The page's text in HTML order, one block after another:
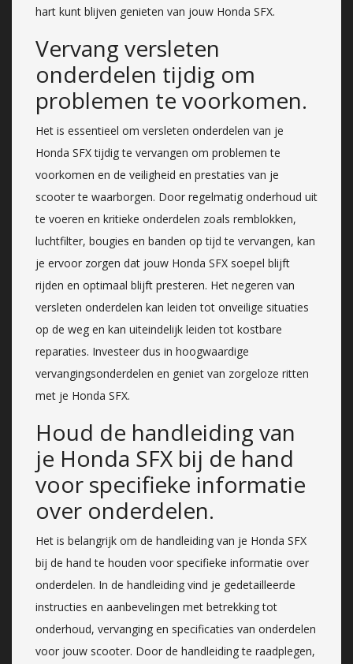
hart kunt blijven genieten van jouw Honda SFX.
Vervang versleten
onderdelen tijdig om
problemen te voorkomen.
Het is essentieel om versleten onderdelen van je
Honda SFX tijdig te vervangen om problemen te
voorkomen en de veiligheid en prestaties van je
scooter te waarborgen. Door regelmatig onderhoud uit
te voeren en kritieke onderdelen zoals remblokken,
luchtfilter, bougies en banden op tijd te vervangen, kan
je ervoor zorgen dat jouw Honda SFX soepel blijft
rijden en optimaal blijft presteren. Het negeren van
versleten onderdelen kan leiden tot onveilige situaties
op de weg en kan uiteindelijk leiden tot kostbare
reparaties. Investeer dus in hoogwaardige
vervangingsonderdelen en geniet van zorgeloze ritten
met je Honda SFX.
Houd de handleiding van
je Honda SFX bij de hand
voor specifieke informatie
over onderdelen.
Het is belangrijk om de handleiding van je Honda SFX
bij de hand te houden voor specifieke informatie over
onderdelen. In de handleiding vind je gedetailleerde
instructies en aanbevelingen met betrekking tot
onderhoud, vervanging en specificaties van onderdelen
voor jouw scooter. Door de handleiding te raadplegen,